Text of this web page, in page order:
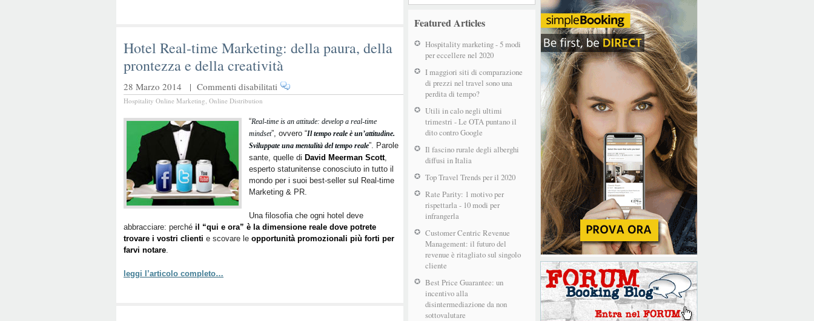
Featured Articles
Hospitality marketing - 5 modi
per eccellere nel 2020
I maggiori siti di comparazione
di prezzi nel travel sono una
perdita di tempo?
Utili in calo negli ultimi
trimestri - Le OTA puntano il
dito contro Google
Il fascino rurale degli alberghi
diffusi in Italia
Top Travel Trends per il 2020
Rate Parity: 1 motivo per
rispettarla - 10 modi per
infrangerla
Customer Centric Revenue
Management: il futuro del
revenue è ritagliato sul singolo
cliente
Best Price Guarantee: un
incentivo alla
disintermediazione da non
sottovalutare
Hotel Real-time Marketing: della paura, della
prontezza e della creatività
28 Marzo 2014 | Commenti disabilitati su
Hotel
time
Marketing:
della
paura,
della
prontezza
e
creatività
Hospitality Online Marketing, Online Distribution
“Real-time is an attitude: develop a real-time
mindset”, ovvero “Il tempo reale è un’attitudine.
Sviluppate una mentalità del tempo reale”. Parole
sante, quelle di David Meerman Scott,
esperto statunitense conosciuto in tutto il
mondo per i suoi best-seller sul Real-time
Marketing & PR.
Una filosofia che ogni hotel deve
abbracciare: perché il “qui e ora” è la dimensione reale dove potrete
trovare i vostri clienti e scovare le opportunità promozionali più forti per
farvi notare.
leggi l’articolo completo…